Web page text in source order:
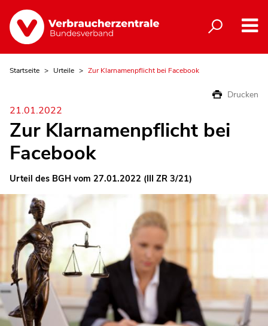
Startseite Urteile Zur Klarnamenpflicht bei Facebook
Drucken
21.01.2022
Zur Klarnamenpflicht bei
Facebook
Urteil des BGH vom 27.01.2022 (III ZR 3/21)